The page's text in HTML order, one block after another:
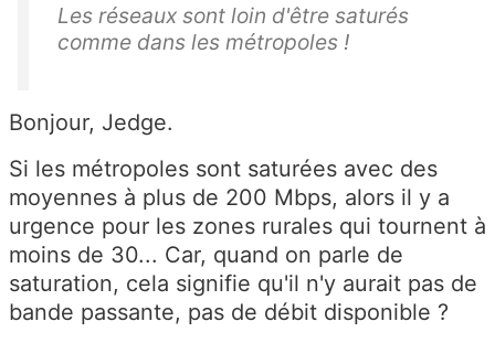
Les réseaux sont loin d'être saturés
comme dans les métropoles !
Bonjour, Jedge.
Si les métropoles sont saturées avec des
moyennes à plus de 200 Mbps, alors il y a
urgence pour les zones rurales qui tournent à
moins de 30... Car, quand on parle de
saturation, cela signifie qu'il n'y aurait pas de
bande passante, pas de débit disponible ?